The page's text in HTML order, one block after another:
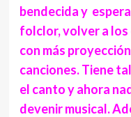
bendecida y
folclor, volver a los
con más
canciones. Tiene
el canto y ahora
devenir musical.